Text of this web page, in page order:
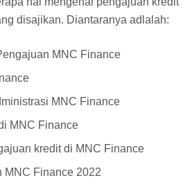
disajikan. Diantaranya adlalah:
MNC Finance
MNC Finance
MNC Finance
kredit di MNC Finance
MNC Finance 2022